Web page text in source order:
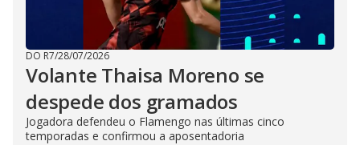
DO R7/28/07/2026
Volante Thaisa Moreno se
despede dos gramados
Jogadora defendeu o Flamengo nas últimas cinco
temporadas e confirmou a aposentadoria